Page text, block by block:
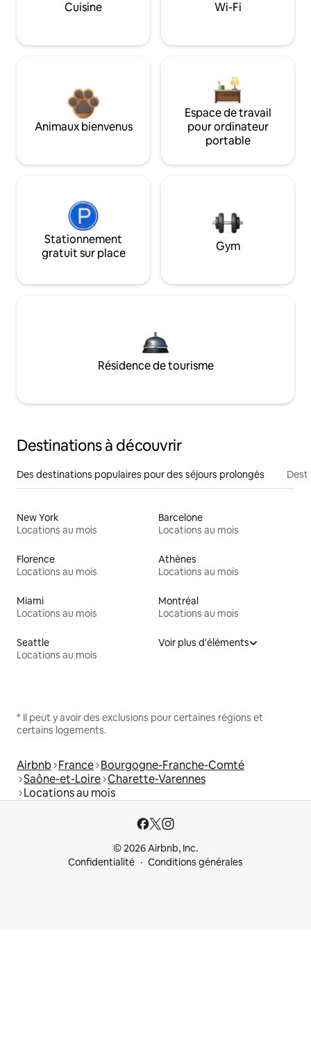
Cuisine Wi-Fi
Animaux bienvenus
Espace de travail
pour ordinateur
portable
Stationnement
gratuit sur place
Gym
Résidence de tourisme
Destinations à découvrir
Des destinations populaires pour des séjours prolongés
New York
Locations au mois
Barcelone
Locations au mois
Florence
Locations au mois
Athènes
Locations au mois
Miami
Locations au mois
Montréal
Locations au mois
Seattle
Locations au mois
Voir plus d'éléments
* Il peut y avoir des exclusions pour certaines régions et
certains logements.
Airbnb France Bourgogne-Franche-Comté
Saône-et-Loire Charette-Varennes
Locations au mois
© 2026 Airbnb, Inc.
Confidentialité
Conditions générales